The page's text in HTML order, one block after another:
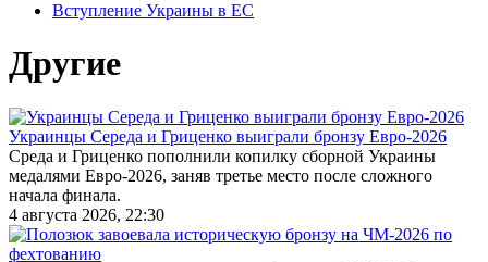
Вступление Украины в ЕС
Другие
Украинцы Середа и Гриценко выиграли бронзу Евро-2026
Среда и Гриценко пополнили копилку сборной Украины
медалями Евро-2026, заняв третье место после сложного
начала финала.
4 августа 2026, 22:30